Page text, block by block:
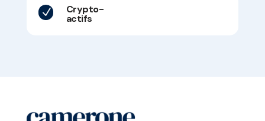
N Crypto-
actifs